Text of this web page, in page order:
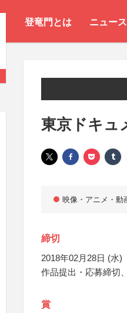
登竜門とは ニュース
東京ドキュ
映像・アニメ・動
締切
2018年02月28日 (水)
作品提出・応募締切
賞